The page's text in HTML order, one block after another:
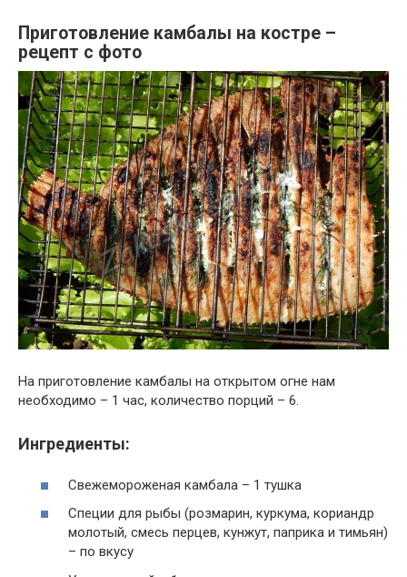
Приготовление камбалы на костре –
рецепт с фото
На приготовление камбалы на открытом огне нам
необходимо – 1 час, количество порций – 6.
Ингредиенты:
Свежемороженая камбала – 1 тушка
Специи для рыбы (розмарин, куркума, кориандр
молотый, смесь перцев, кунжут, паприка и тимьян)
– по вкусу